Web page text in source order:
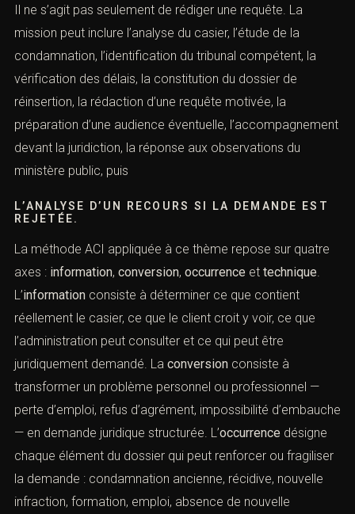
précision. Il ne s’agit pas seulement de rédiger une
requête. La mission peut inclure l’analyse du casier,
l’étude de la condamnation, l’identification du tribunal
compétent, la vérification des délais, la constitution du
dossier de réinsertion, la rédaction d’une requête
motivée, la préparation d’une audience éventuelle,
l’accompagnement devant la juridiction, la réponse aux
observations du ministère public, puis
L’ANALYSE D’UN RECOURS SI LA DEMANDE EST
REJETÉE.
La méthode ACI appliquée à ce thème repose sur
quatre axes :information,conversion,occurrenceet
technique. L’information consiste à déterminer ce que
contient réellement le casier, ce que le client croit y voir,
ce que l’administration peut consulter et ce qui peut être
juridiquement demandé. La conversion consiste à
transformer un problème personnel ou professionnel —
perte d’emploi, refus d’agrément, impossibilité
d’embauche — en demande juridique structurée.
L’occurrencedésigne chaque élément du dossier qui
peut renforcer ou fragiliser la demande : condamnation
ancienne, récidive, nouvelle infraction, formation, emploi,